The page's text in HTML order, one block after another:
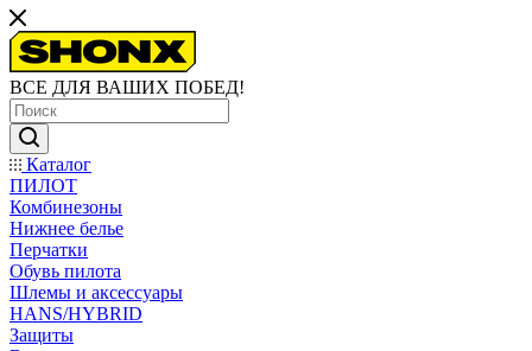
ВСЕ ДЛЯ ВАШИХ ПОБЕД!
Каталог
ПИЛОТ
Комбинезоны
Нижнее белье
Перчатки
Обувь пилота
Шлемы и аксессуары
HANS/HYBRID
Защиты